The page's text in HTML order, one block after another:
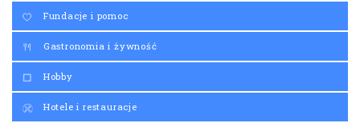
Fundacje i pomoc
Gastronomia i żywność
Hobby
Hotele i restauracje